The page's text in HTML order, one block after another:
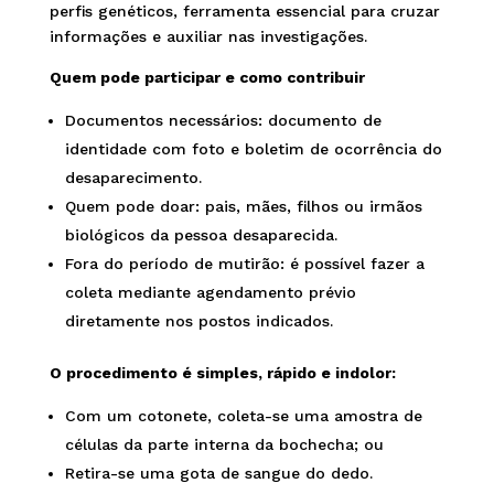
perfis genéticos, ferramenta essencial para cruzar
informações e auxiliar nas investigações.
Quem pode participar e como contribuir
Documentos necessários: documento de
identidade com foto e boletim de ocorrência do
desaparecimento.
Quem pode doar: pais, mães, filhos ou irmãos
biológicos da pessoa desaparecida.
Fora do período de mutirão: é possível fazer a
coleta mediante agendamento prévio
diretamente nos postos indicados.
O procedimento é simples, rápido e indolor:
Com um cotonete, coleta-se uma amostra de
células da parte interna da bochecha; ou
Retira-se uma gota de sangue do dedo.